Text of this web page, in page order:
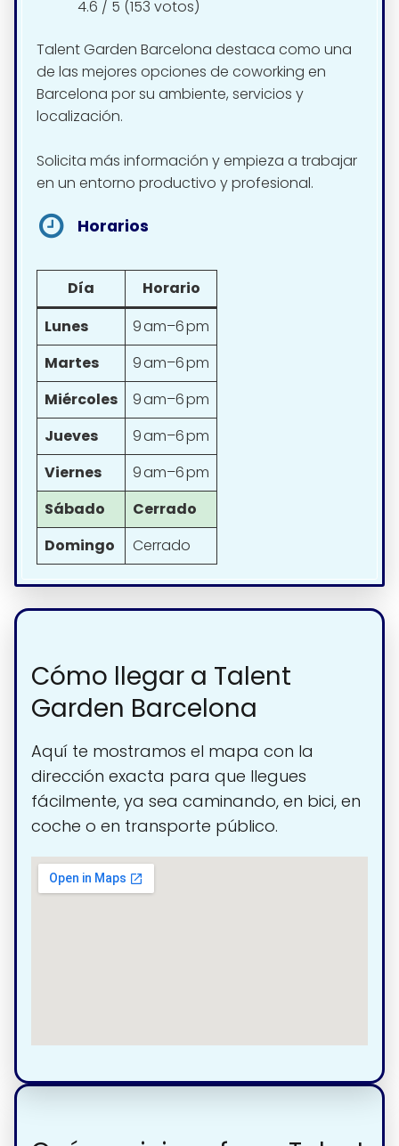
4.6 / 5 (153 votos)
Talent Garden Barcelona destaca como una
de las mejores opciones de coworking en
Barcelona por su ambiente, servicios y
localización.
Solicita más información y empieza a trabajar
en un entorno productivo y profesional.
Horarios
Día
Horario
Lunes
9 am–6 pm
Martes
9 am–6 pm
Miércoles
9 am–6 pm
Jueves
9 am–6 pm
Viernes
9 am–6 pm
Sábado
Cerrado
Domingo
Cerrado
Cómo llegar a Talent
Garden Barcelona
Aquí te mostramos el mapa con la
dirección exacta para que llegues
fácilmente, ya sea caminando, en bici, en
coche o en transporte público.